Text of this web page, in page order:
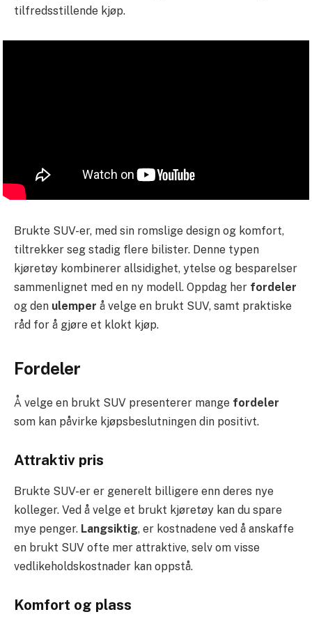
tilfredsstillende kjøp.
Brukte SUV-er, med sin romslige design og komfort,
tiltrekker seg stadig flere bilister. Denne typen
kjøretøy kombinerer allsidighet, ytelse og besparelser
sammenlignet med en ny modell. Oppdag her fordeler
og den ulemper å velge en brukt SUV, samt praktiske
råd for å gjøre et klokt kjøp.
Fordeler
Å velge en brukt SUV presenterer mange fordeler
som kan påvirke kjøpsbeslutningen din positivt.
Attraktiv pris
Brukte SUV-er er generelt billigere enn deres nye
kolleger. Ved å velge et brukt kjøretøy kan du spare
mye penger. Langsiktig, er kostnadene ved å anskaffe
en brukt SUV ofte mer attraktive, selv om visse
vedlikeholdskostnader kan oppstå.
Komfort og plass